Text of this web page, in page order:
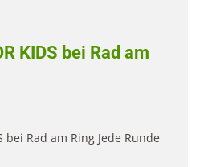
KIDS bei Rad am
bei Rad am Ring Jede Runde